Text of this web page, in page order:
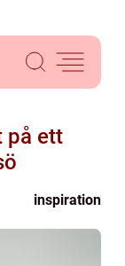
på ett
inspiration